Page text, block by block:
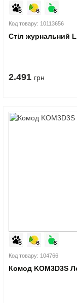
Код товару: 10113656
Стіл журнальний
2.491 грн
Код товару: 104766
Комод KOM3D3S